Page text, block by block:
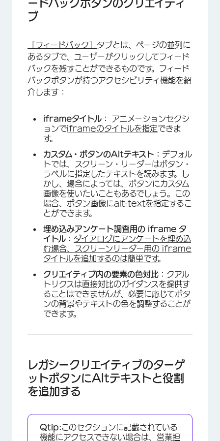
ードバックボタンのクリエイティ
ブ
［フィードバック］ タブとは、ページの並列に
あるタブで、ユーザーがクリックしてフィード
バックを残すことができるものです。フィード
バックボタンが持つアクセシビリティ機能を紹
介します：
iframeタイトル： アニメーションセクシ
ョンでiframeのタイトルを指定できま
す。
カスタム・ボタンのAltテキスト： デフォル
トでは、スクリーン・リーダーはボタン・
ラベルに指定したテキストを読みます。し
かし、場合によっては、ボタンにカスタム
画像を使いたいこともあるでしょう。この
場合、 ボタン画像にalt-textを指定するこ
とができます。
埋め込みアンケート調査用の iframe タ
イトル： ダイアログにアンケートを埋め込
む場合、スクリーンリーダー用の iframe
タイトルを追加するのは簡単です。
クリエイティブ内の要素の色対比： クアル
トリクスは直接対比のガイダンスを提供す
ることはできませんが、必要に応じてボタ
ンの背景やテキストの色を調整することが
できます。
レガシークリエイティブのターゲ
ットボタンにAltテキストと役割
を追加する
Qtip:このセクションに記載されている
機能にアクセスできない場合は、営業担